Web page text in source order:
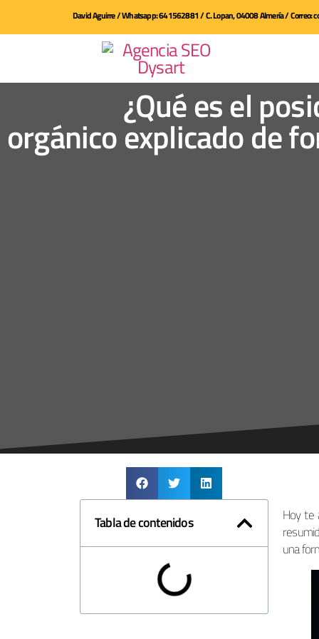
David Aguirre / Whatsapp: 641562881 / C. Lopan, 04008 Almería / Correo:
¿Qué es el
orgánico explicado de
Tabla de contenidos
Hoy te
una